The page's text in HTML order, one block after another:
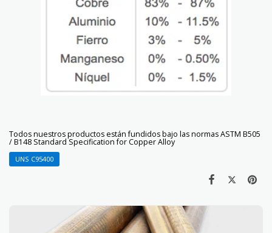
Todos nuestros productos están fundidos bajo las normas ASTM B505
/ B148 Standard Specification for Copper Alloy
UNS C95400